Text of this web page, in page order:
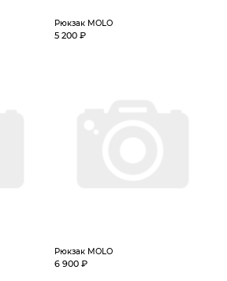
Рюкзак MOLO
5 200 ₽
Рюкзак MOLO
6 900 ₽